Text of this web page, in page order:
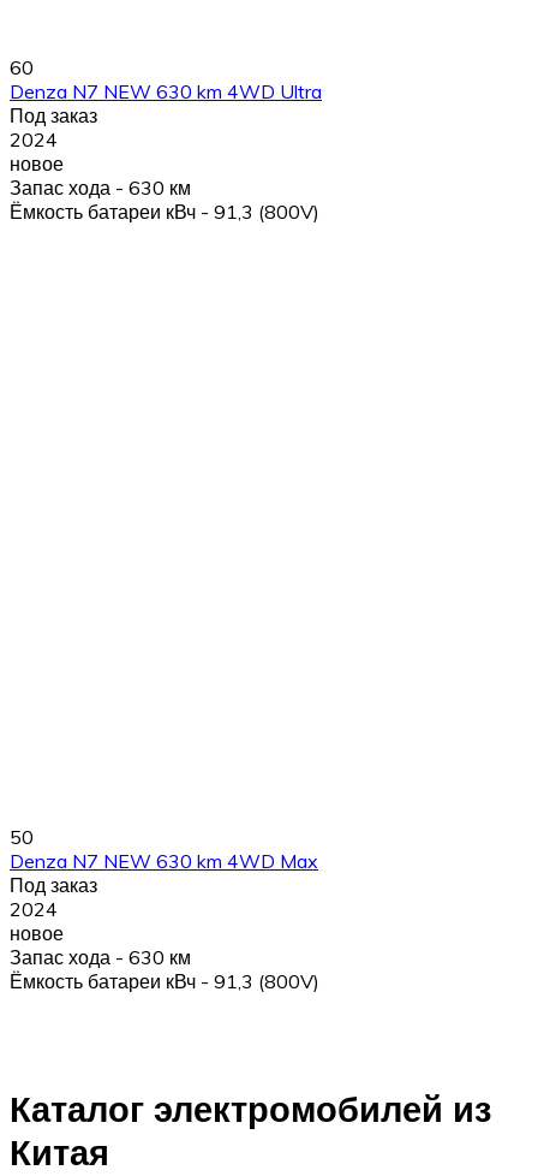
60
Denza N7 NEW 630 km 4WD Ultra
Под заказ
2024
новое
Запас хода - 630 км
Ёмкость батареи кВч - 91,3 (800V)
50
Denza N7 NEW 630 km 4WD Max
Под заказ
2024
новое
Запас хода - 630 км
Ёмкость батареи кВч - 91,3 (800V)
Каталог электромобилей из
Китая